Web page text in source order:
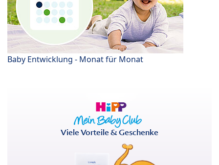
Baby Entwicklung - Monat für Monat
Viele Vorteile & Geschenke